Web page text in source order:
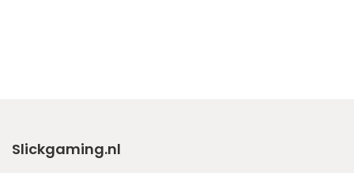
Slickgaming.nl